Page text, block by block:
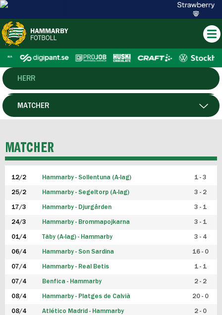
HERR
DAM
P19
F19
FUTSAL HERR
FUTSAL DAM
MATCHER
MATCHER
12/2 Hammarby - Sollentuna (A-lag) 1 - 3
25/2 Hammarby - Segeltorp (A-lag) 3 - 2
17/3 Hammarby - Djurgården 3 - 1
24/3 Hammarby - Brommapojkarna 3 - 1
01/4 Täby (A-lag) - Hammarby 3 - 4
06/4 Hammarby - Son Sardina 16 - 0
07/4 Hammarby - Real Betis 1 - 1
07/4 Benfica - Hammarby 2 - 2
08/4 Hammarby - Platges de Calvià 20 - 0
08/4 Atlético Madrid - Hammarby 2 - 0